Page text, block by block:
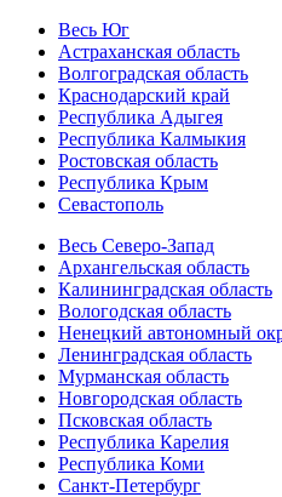
Весь Юг
Астраханская область
Волгоградская область
Краснодарский край
Республика Адыгея
Республика Калмыкия
Ростовская область
Республика Крым
Севастополь
Весь Северо-Запад
Архангельская область
Калининградская область
Вологодская область
Ненецкий автономный
Ленинградская область
Мурманская область
Новгородская область
Псковская область
Республика Карелия
Республика Коми
Санкт-Петербург